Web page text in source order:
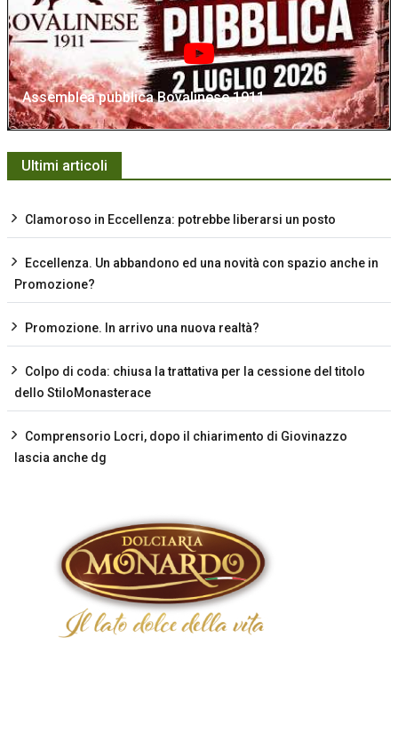
Assemblea pubblica Bovalinese 1911
Ultimi articoli
Clamoroso in Eccellenza: potrebbe liberarsi un posto
Eccellenza. Un abbandono ed una novità con spazio anche in
Promozione?
Promozione. In arrivo una nuova realtà?
Colpo di coda: chiusa la trattativa per la cessione del titolo
dello StiloMonasterace
Comprensorio Locri, dopo il chiarimento di Giovinazzo
lascia anche dg